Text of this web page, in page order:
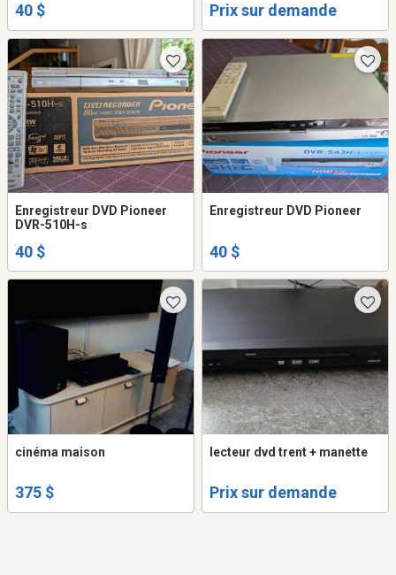
40 $
tournante, Ordinateur
Prix sur demande
Enregistreur DVD Pioneer
DVR-510H-s
40 $
Enregistreur DVD Pioneer
40 $
cinéma maison
375 $
lecteur dvd trent + manette
Prix sur demande